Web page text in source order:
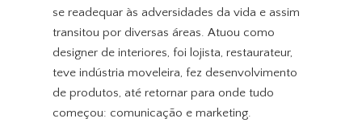
se readequar às adversidades da vida e assim
transitou por diversas áreas. Atuou como
designer de interiores, foi lojista, restaurateur,
teve indústria moveleira, fez desenvolvimento
de produtos, até retornar para onde tudo
começou: comunicação e marketing.